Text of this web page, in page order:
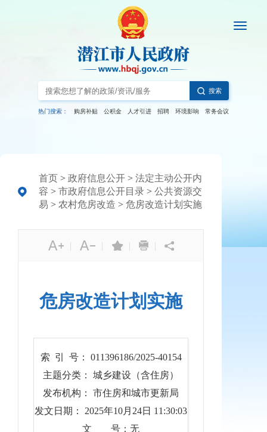
搜索
热门搜索： 购房补贴 公积金 人才引进 招聘 环境影响 常务会议
首页 > 政府信息公开 > 法定主动公开内
容 > 市政府信息公开目录 > 公共资源交
易 > 农村危房改造 > 危房改造计划实施
| | | |
危房改造计划实施
索 引 号： 011396186/2025-40154
主题分类： 城乡建设（含住房）
发布机构： 市住房和城市更新局
发文日期： 2025年10月24日 11:30:03
文 号：无